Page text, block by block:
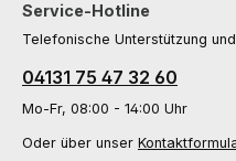
Service-Hotline
Telefonische Unterstützung
04131 75 47 32 60
Mo-Fr, 08:00 - 14:00 Uhr
Oder über unser